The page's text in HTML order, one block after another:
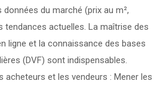
du marché (prix au m²,
tendances actuelles. La maîtrise des
ligne et la connaissance des bases
(DVF) sont indispensables.
acheteurs et les vendeurs : Mener les